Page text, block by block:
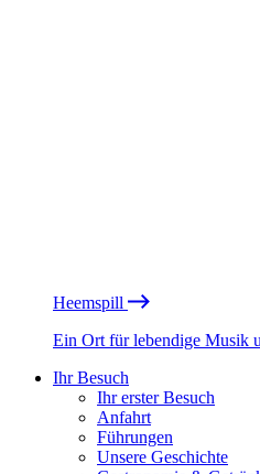
Heemspill
Ein Ort für lebendige Musik
Ihr Besuch
Ihr erster Besuch
Anfahrt
Führungen
Unsere Geschichte